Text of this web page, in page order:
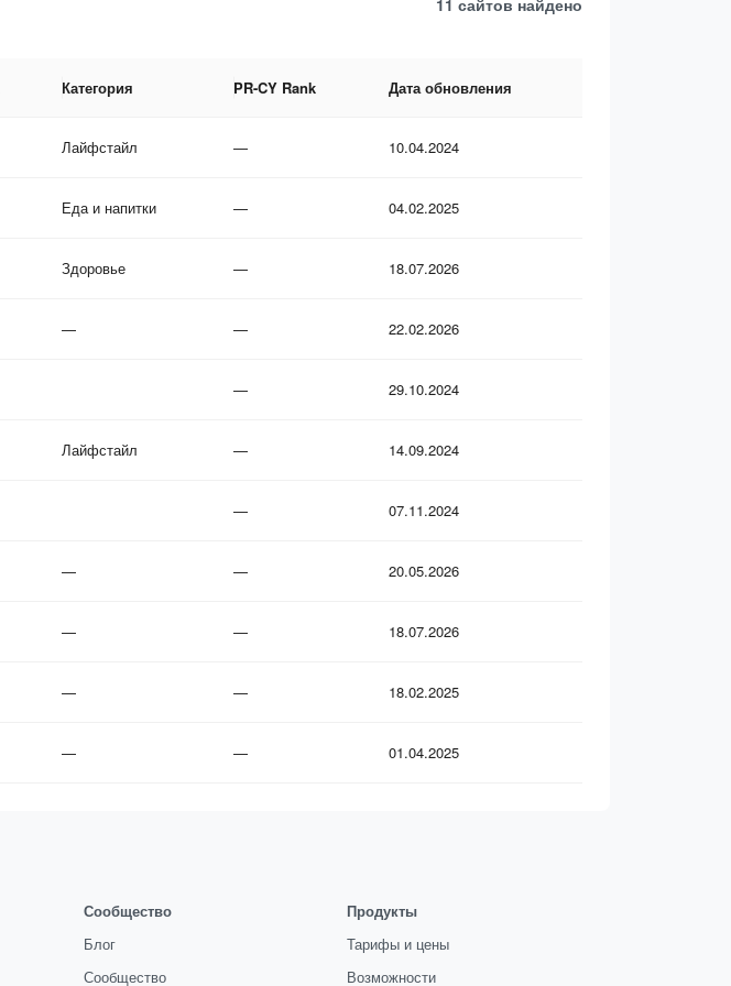
11 сайтов найдено
Категория PR-CY Rank Дата обновления
Лайфстайл — 10.04.2024
Еда и напитки — 04.02.2025
Здоровье — 18.07.2026
— — 22.02.2026
— 29.10.2024
Лайфстайл — 14.09.2024
— 07.11.2024
— — 20.05.2026
— — 18.07.2026
— — 18.02.2025
— — 01.04.2025
Сообщество
Блог
Сообщество
Продукты
Тарифы и цены
Возможности